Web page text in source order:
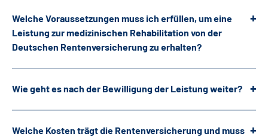
Sozialdienste & Zuweisende
Gebärdensprache
Welche Voraussetzungen muss ich erfüllen, um eine
Leistung zur medizinischen Rehabilitation von der
Deutschen Rentenversicherung zu erhalten?
Wie geht es nach der Bewilligung der Leistung weiter?
Welche Kosten trägt die Rentenversicherung und muss